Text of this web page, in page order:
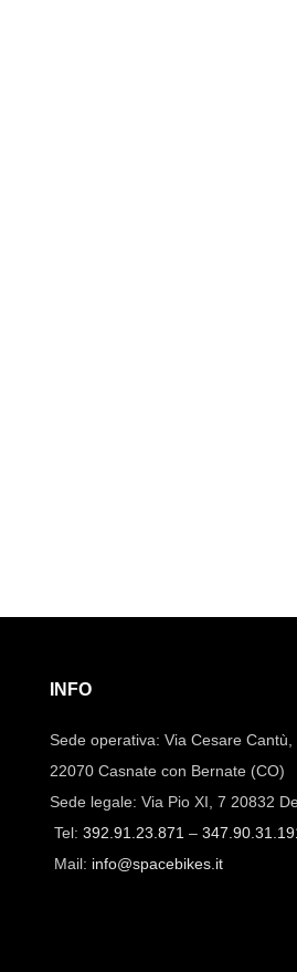
INFO
Sede operativa: Via Cesare Cantù,
22070 Casnate con Bernate (CO)
Sede legale: Via Pio XI, 7 20832
Tel: 392.91.23.871 –
Mail: info@spacebikes.it